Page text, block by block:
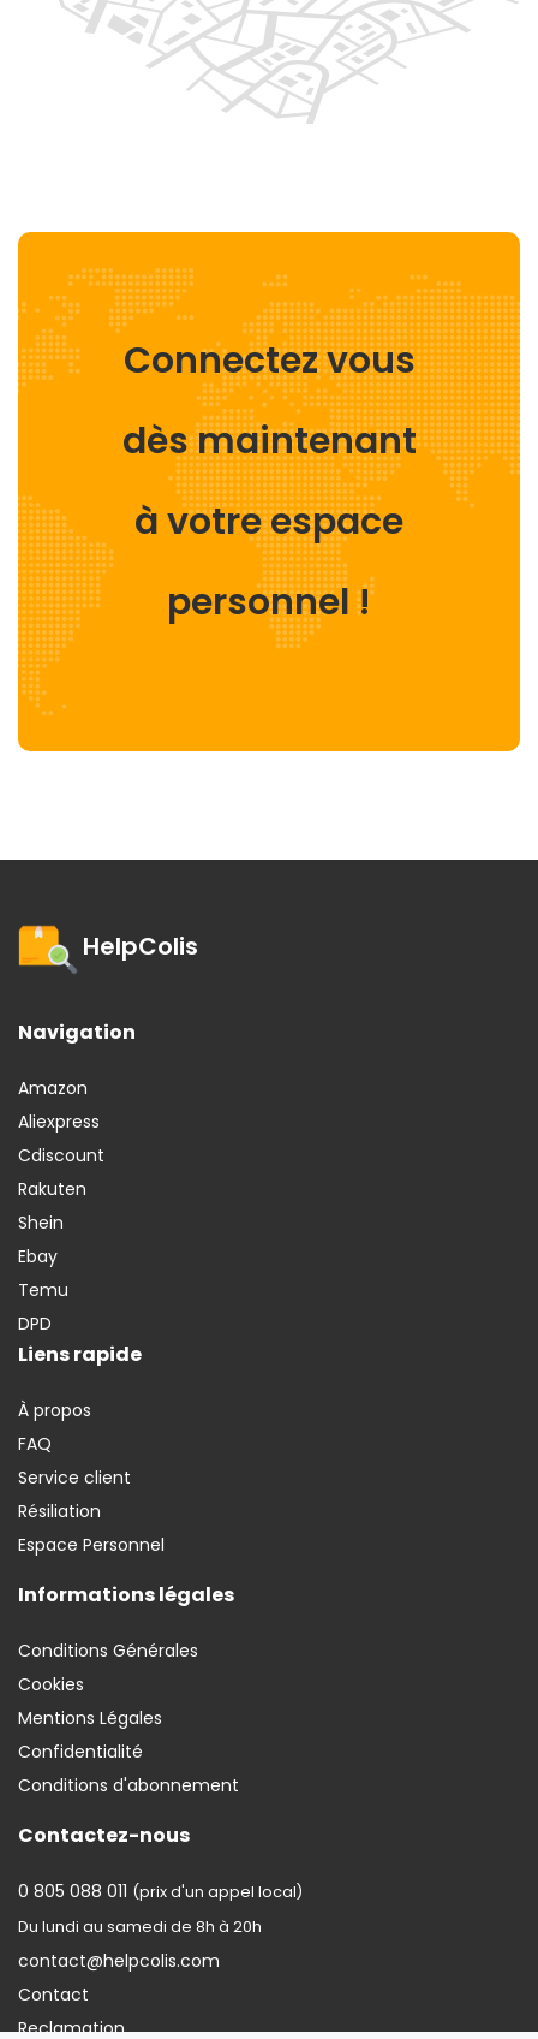
Connectez vous
dès maintenant
à votre espace
personnel !
HelpColis
Navigation
Amazon
Aliexpress
Cdiscount
Rakuten
Shein
Ebay
Temu
DPD
Liens rapide
À propos
FAQ
Service client
Résiliation
Espace Personnel
Informations légales
Conditions Générales
Cookies
Mentions Légales
Confidentialité
Conditions d'abonnement
Contactez-nous
0 805 088 011 (prix d'un appel local)
Du lundi au samedi de 8h à 20h
contact@helpcolis.com
Contact
Reclamation